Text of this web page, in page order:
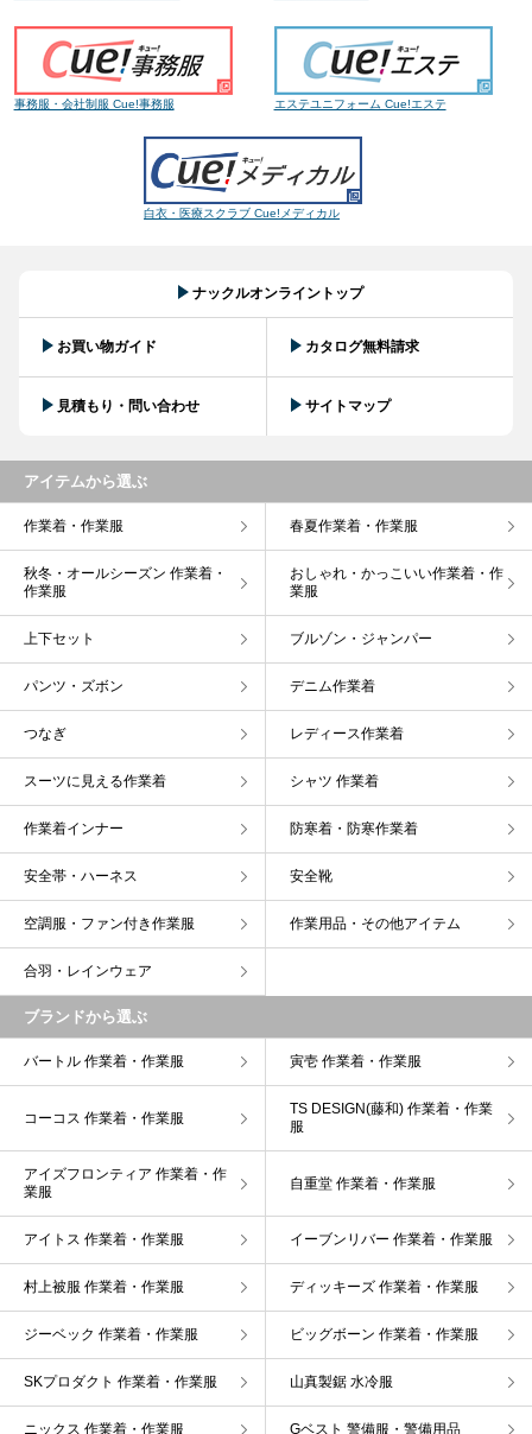
事務服・会社制服 Cue!事務服 エステユニフォーム Cue!エステ
白衣・医療スクラブ Cue!メディカル
ナックルオンライントップ
お買い物ガイド カタログ無料請求
見積もり・問い合わせ サイトマップ
アイテムから選ぶ
作業着・作業服 春夏作業着・作業服
秋冬・オールシーズン 作業着・
作業服
おしゃれ・かっこいい作業着・作
業服
上下セット ブルゾン・ジャンパー
パンツ・ズボン デニム作業着
つなぎ レディース作業着
スーツに見える作業着 シャツ 作業着
作業着インナー 防寒着・防寒作業着
安全帯・ハーネス 安全靴
空調服・ファン付き作業服 作業用品・その他アイテム
合羽・レインウェア
ブランドから選ぶ
バートル 作業着・作業服 寅壱 作業着・作業服
コーコス 作業着・作業服
TS DESIGN(藤和) 作業着・作業
服
アイズフロンティア 作業着・作
業服
自重堂 作業着・作業服
アイトス 作業着・作業服 イーブンリバー 作業着・作業服
村上被服 作業着・作業服 ディッキーズ 作業着・作業服
ジーベック 作業着・作業服 ビッグボーン 作業着・作業服
SKプロダクト 作業着・作業服 山真製鋸 水冷服
ニックス 作業着・作業服 Gベスト 警備服・警備用品